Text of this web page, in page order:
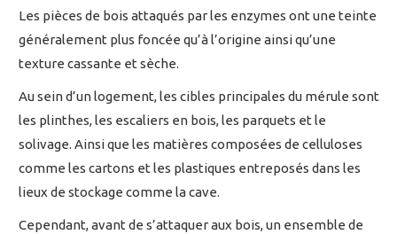
Les pièces de bois attaqués par les enzymes ont une teinte
généralement plus foncée qu’à l’origine ainsi qu’une
texture cassante et sèche.
Au sein d’un logement, les cibles principales du mérule sont
les plinthes, les escaliers en bois, les parquets et le
solivage. Ainsi que les matières composées de celluloses
comme les cartons et les plastiques entreposés dans les
lieux de stockage comme la cave.
Cependant, avant de s’attaquer aux bois, un ensemble de